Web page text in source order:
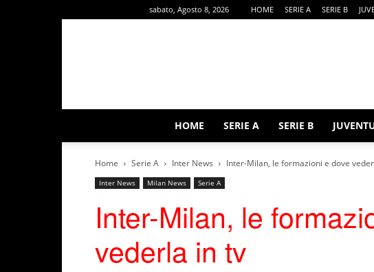
sabato, Agosto 8, 2026 HOME SERIE A SERIE B
HOME SERIE A SERIE B
Home Serie A Inter News Inter-Milan, le formazioni e dove
Inter News Milan News Serie A
Inter-Milan, le
vederla in tv